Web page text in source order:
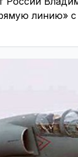
линию»